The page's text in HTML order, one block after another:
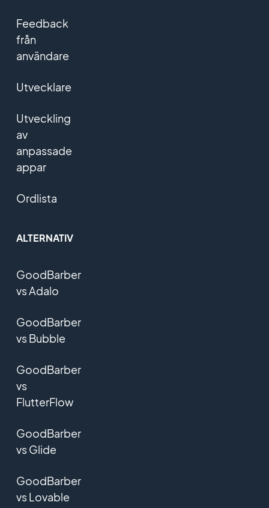
Feedback
från
användare
Utvecklare
Utveckling
av
anpassade
appar
Ordlista
ALTERNATIV
GoodBarber
vs Adalo
GoodBarber
vs Bubble
GoodBarber
vs
FlutterFlow
GoodBarber
vs Glide
GoodBarber
vs Lovable